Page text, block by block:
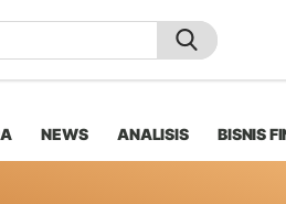
NEWS ANALISIS BISNIS